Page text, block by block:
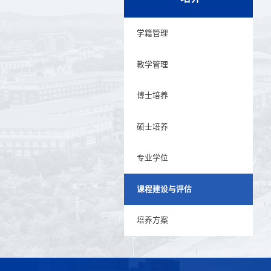
学籍管理
教学管理
博士培养
硕士培养
专业学位
课程建设与评估
培养方案